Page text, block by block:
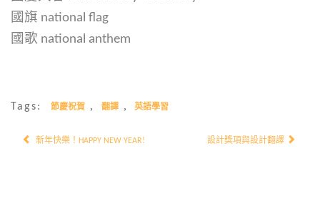
國旗 national flag
國歌 national anthem
Tags: 節慶祝賀 , 翻譯 , 英語學習
新年快樂！HAPPY NEW YEAR! 設計獎項與設計翻譯